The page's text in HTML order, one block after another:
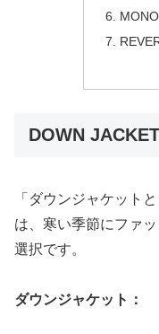
DOWN
「ダウンジャケット
は、寒い季節にファ
選択です。
ダウンジャケット：